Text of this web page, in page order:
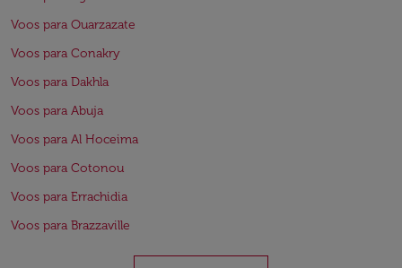
Voos para Ouarzazate
Voos para Conakry
Voos para Dakhla
Voos para Abuja
Voos para Al Hoceima
Voos para Cotonou
Voos para Errachidia
Voos para Brazzaville